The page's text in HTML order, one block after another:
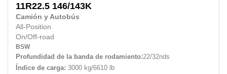
11R22.5 146/143K
Camión y Autobús
All-Position
On/Off-road
BSW
Profundidad de la banda de rodamiento:22/32nds
Índice de carga: 3000 kg/6610 lb